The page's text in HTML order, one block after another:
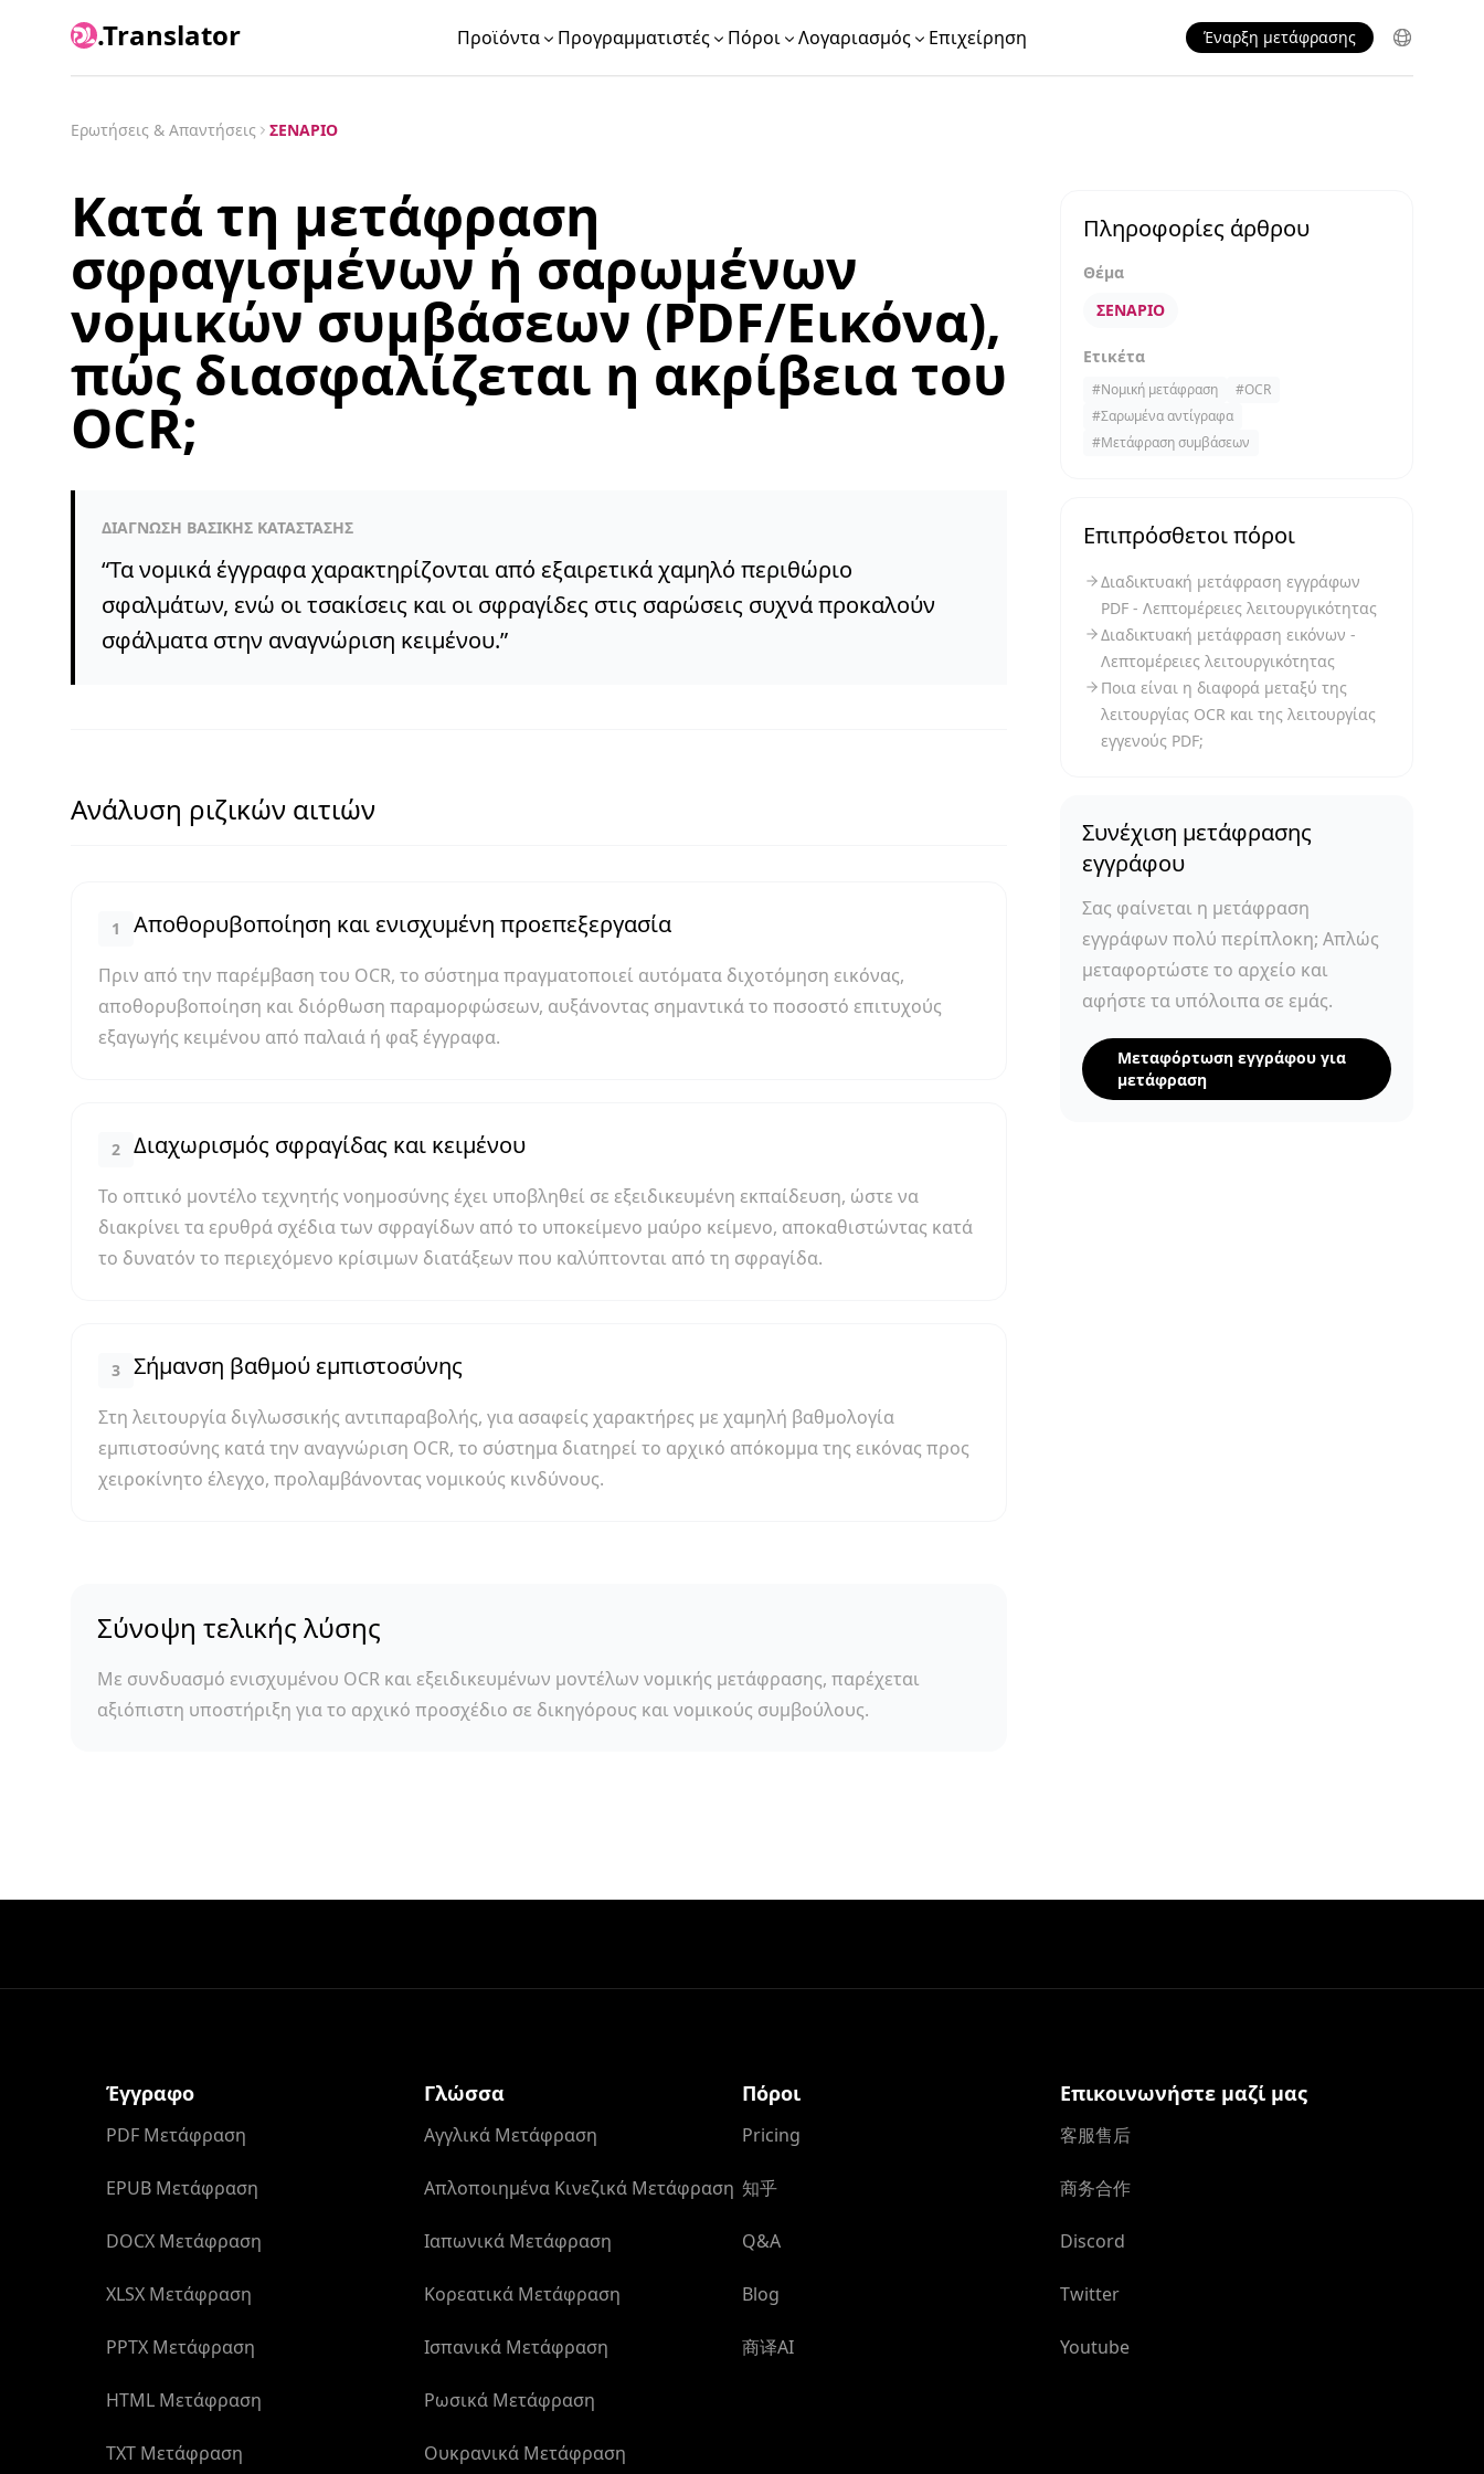
.Translator Προϊόντα Προγραμματιστές Πόροι Λογαριασμός Επιχείρηση Έναρξη μετάφρασης
Ερωτήσεις & Απαντήσεις ΣΕΝΆΡΙΟ
Κατά τη μετάφραση
σφραγισμένων ή σαρωμένων
νομικών συμβάσεων (PDF/Εικόνα),
πώς διασφαλίζεται η ακρίβεια του
OCR;
ΔΙΆΓΝΩΣΗ ΒΑΣΙΚΉΣ ΚΑΤΆΣΤΑΣΗΣ
“Τα νομικά έγγραφα χαρακτηρίζονται από εξαιρετικά χαμηλό περιθώριο
σφαλμάτων, ενώ οι τσακίσεις και οι σφραγίδες στις σαρώσεις συχνά προκαλούν
σφάλματα στην αναγνώριση κειμένου.”
Ανάλυση ριζικών αιτιών
1 Αποθορυβοποίηση και ενισχυμένη προεπεξεργασία
Πριν από την παρέμβαση του OCR, το σύστημα πραγματοποιεί αυτόματα διχοτόμηση εικόνας,
αποθορυβοποίηση και διόρθωση παραμορφώσεων, αυξάνοντας σημαντικά το ποσοστό επιτυχούς
εξαγωγής κειμένου από παλαιά ή φαξ έγγραφα.
2 Διαχωρισμός σφραγίδας και κειμένου
Το οπτικό μοντέλο τεχνητής νοημοσύνης έχει υποβληθεί σε εξειδικευμένη εκπαίδευση, ώστε να
διακρίνει τα ερυθρά σχέδια των σφραγίδων από το υποκείμενο μαύρο κείμενο, αποκαθιστώντας κατά
το δυνατόν το περιεχόμενο κρίσιμων διατάξεων που καλύπτονται από τη σφραγίδα.
3 Σήμανση βαθμού εμπιστοσύνης
Στη λειτουργία διγλωσσικής αντιπαραβολής, για ασαφείς χαρακτήρες με χαμηλή βαθμολογία
εμπιστοσύνης κατά την αναγνώριση OCR, το σύστημα διατηρεί το αρχικό απόκομμα της εικόνας προς
χειροκίνητο έλεγχο, προλαμβάνοντας νομικούς κινδύνους.
Σύνοψη τελικής λύσης
Με συνδυασμό ενισχυμένου OCR και εξειδικευμένων μοντέλων νομικής μετάφρασης, παρέχεται
αξιόπιστη υποστήριξη για το αρχικό προσχέδιο σε δικηγόρους και νομικούς συμβούλους.
Πληροφορίες άρθρου
Θέμα
ΣΕΝΆΡΙΟ
Ετικέτα
#Νομική μετάφραση #OCR
#Σαρωμένα αντίγραφα
#Μετάφραση συμβάσεων
Επιπρόσθετοι πόροι
Διαδικτυακή μετάφραση εγγράφων
PDF - Λεπτομέρειες λειτουργικότητας
Διαδικτυακή μετάφραση εικόνων -
Λεπτομέρειες λειτουργικότητας
Ποια είναι η διαφορά μεταξύ της
λειτουργίας OCR και της λειτουργίας
εγγενούς PDF;
Συνέχιση μετάφρασης
εγγράφου
Σας φαίνεται η μετάφραση
εγγράφων πολύ περίπλοκη; Απλώς
μεταφορτώστε το αρχείο και
αφήστε τα υπόλοιπα σε εμάς.
Μεταφόρτωση εγγράφου για
μετάφραση
Έγγραφο
PDF Μετάφραση
EPUB Μετάφραση
DOCX Μετάφραση
XLSX Μετάφραση
PPTX Μετάφραση
HTML Μετάφραση
TXT Μετάφραση
Γλώσσα
Αγγλικά Μετάφραση
Απλοποιημένα Κινεζικά Μετάφραση
Ιαπωνικά Μετάφραση
Κορεατικά Μετάφραση
Ισπανικά Μετάφραση
Ρωσικά Μετάφραση
Ουκρανικά Μετάφραση
Πόροι
Pricing
知乎
Q&A
Blog
商译AI
Επικοινωνήστε μαζί μας
客服售后
商务合作
Discord
Twitter
Youtube